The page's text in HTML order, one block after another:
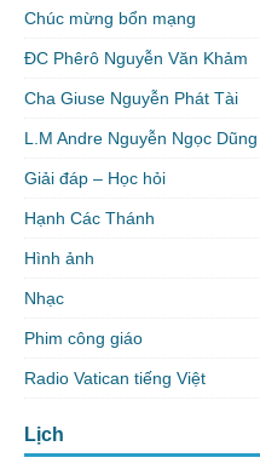
Chúc mừng bổn mạng
ĐC Phêrô Nguyễn Văn Khảm
Cha Giuse Nguyễn Phát Tài
L.M Andre Nguyễn Ngọc Dũng
Giải đáp – Học hỏi
Hạnh Các Thánh
Hình ảnh
Nhạc
Phim công giáo
Radio Vatican tiếng Việt
Lịch